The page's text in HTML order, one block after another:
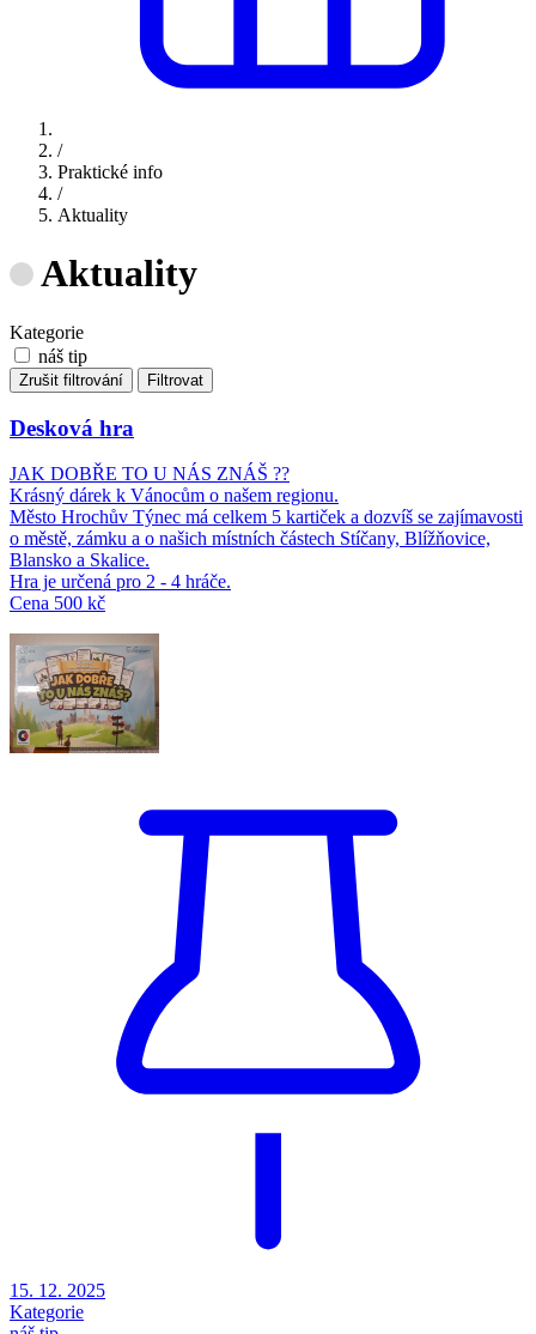
/
Praktické info
/
Aktuality
Aktuality
Kategorie
náš tip
Zrušit filtrování Filtrovat
Desková hra
JAK DOBŘE TO U NÁS ZNÁŠ ??
Krásný dárek k Vánocům o našem regionu.
Město Hrochův Týnec má celkem 5 kartiček a dozvíš se zajímavosti
o městě, zámku a o našich místních částech Stíčany, Blížňovice,
Blansko a Skalice.
Hra je určená pro 2 - 4 hráče.
Cena 500 kč
15. 12. 2025
Kategorie